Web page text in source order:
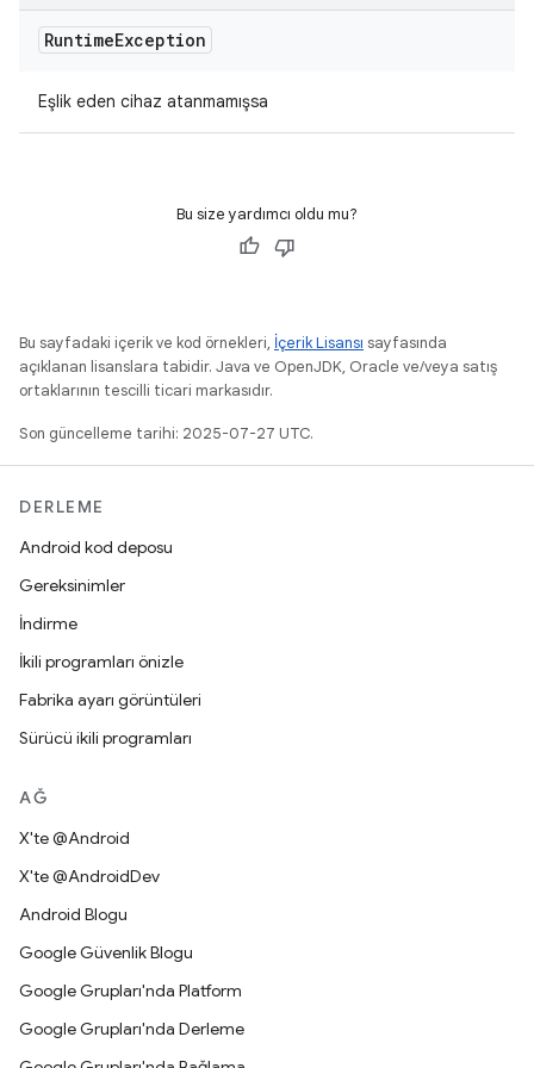
RuntimeException
Eşlik eden cihaz atanmamışsa
Bu size yardımcı oldu mu?
Bu sayfadaki içerik ve kod örnekleri, İçerik Lisansı sayfasında
açıklanan lisanslara tabidir. Java ve OpenJDK, Oracle ve/veya satış
ortaklarının tescilli ticari markasıdır.
Son güncelleme tarihi: 2025-07-27 UTC.
DERLEME
Android kod deposu
Gereksinimler
İndirme
İkili programları önizle
Fabrika ayarı görüntüleri
Sürücü ikili programları
AĞ
X'te @Android
X'te @AndroidDev
Android Blogu
Google Güvenlik Blogu
Google Grupları'nda Platform
Google Grupları'nda Derleme